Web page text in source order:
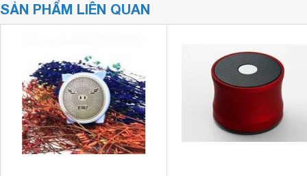
SẢN PHẨM LIÊN QUAN